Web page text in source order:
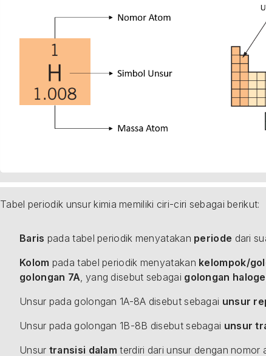
Tabel periodik unsur kimia memiliki ciri-ciri sebagai berikut:
Baris pada tabel periodik menyatakan periode dari
Kolom pada tabel periodik menyatakan kelompok/
golongan 7A, yang disebut sebagai golongan
Unsur pada golongan 1A-8A disebut sebagai unsur
Unsur pada golongan 1B-8B disebut sebagai unsur
Unsur transisi dalam terdiri dari unsur dengan nomor